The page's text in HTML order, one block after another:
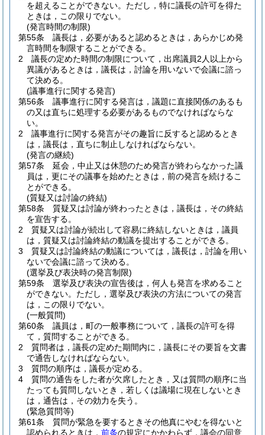
を超えることができない。 ただし，特に議長の許可を得た
ときは，この限りでない。
(発言時間の制限)
第55条
議長は，必要があると認めるときは，あらかじめ発
言時間を制限することができる。
2
議長の定めた時間の制限について，出席議員2人以上から
異議があるときは，議長は，討論を用いないで会議に諮っ
て決める。
(議事進行に関する発言)
第56条
議事進行に関する発言は，議題に直接関係のあるも
の又は直ちに処理する必要があるものでなければならな
い。
2
議事進行に関する発言がその趣旨に反すると認めるとき
は，議長は，直ちに制止しなければならない。
(発言の継続)
第57条
延会，中止又は休憩のため発言が終わらなかった議
員は，更にその議事を始めたときは，前の発言を続けるこ
とができる。
(質疑又は討論の終結)
第58条
質疑又は討論が終わったときは，議長は，その終結
を宣告する。
2
質疑又は討論が続出して容易に終結しないときは，議員
は，質疑又は討論終結の動議を提出することができる。
3
質疑又は討論終結の動議については，議長は，討論を用い
ないで会議に諮って決める。
(選挙及び表決時の発言制限)
第59条
選挙及び表決の宣告後は，何人も発言を求めること
ができない。 ただし，選挙及び表決の方法についての発言
は，この限りでない。
(一般質問)
第60条
議員は，町の一般事務について，議長の許可を得
て，質問することができる。
2
質問者は，議長の定めた期間内に，議長にその要旨を文書
で通告しなければならない。
3
質問の順序は，議長が定める。
4
質問の通告をした者が欠席したとき，又は質問の順序に当
たっても質問しないとき，若しくは議場に現在しないとき
は，通告は，その効力を失う。
(緊急質問等)
第61条
質問が緊急を要するときその他真にやむを得ないと
認められるときは， 前条の規定にかかわらず，議会の同意